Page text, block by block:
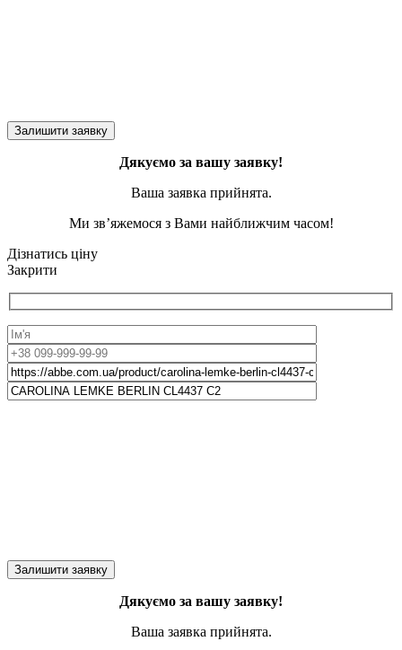
Дякуємо за вашу заявку!
Ваша заявка прийнята.
Ми зв’яжемося з Вами найближчим часом!
Дізнатись ціну
Закрити
Дякуємо за вашу заявку!
Ваша заявка прийнята.